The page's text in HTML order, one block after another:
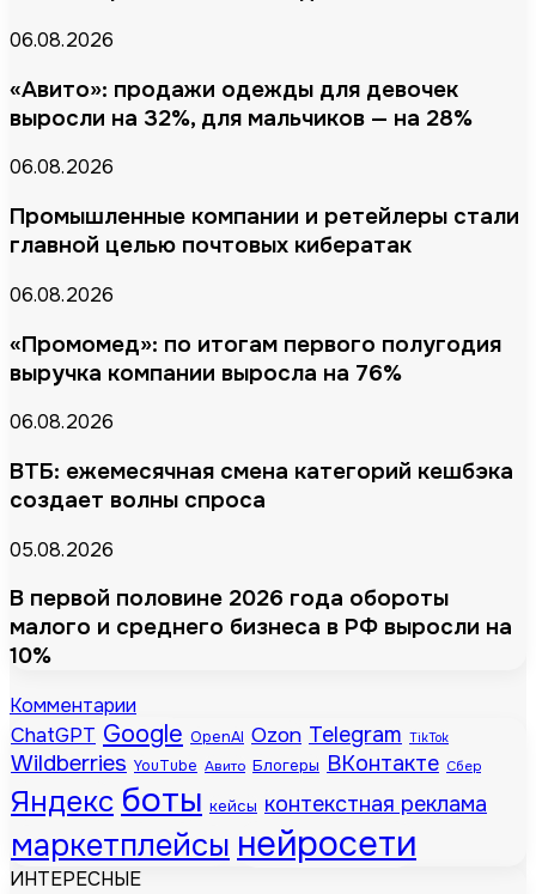
06.08.2026
«Авито»: продажи одежды для девочек
выросли на 32%, для мальчиков — на 28%
06.08.2026
Промышленные компании и ретейлеры стали
главной целью почтовых кибератак
06.08.2026
«Промомед»: по итогам первого полугодия
выручка компании выросла на 76%
06.08.2026
ВТБ: ежемесячная смена категорий кешбэка
создает волны спроса
05.08.2026
В первой половине 2026 года обороты
малого и среднего бизнеса в РФ выросли на
10%
Комментарии
ChatGPT Google OpenAI Ozon Telegram TikTok
Wildberries YouTube Авито Блогеры ВКонтакте Сбер
Яндекс боты кейсы контекстная реклама
маркетплейсы нейросети
ИНТЕРЕСНЫЕ